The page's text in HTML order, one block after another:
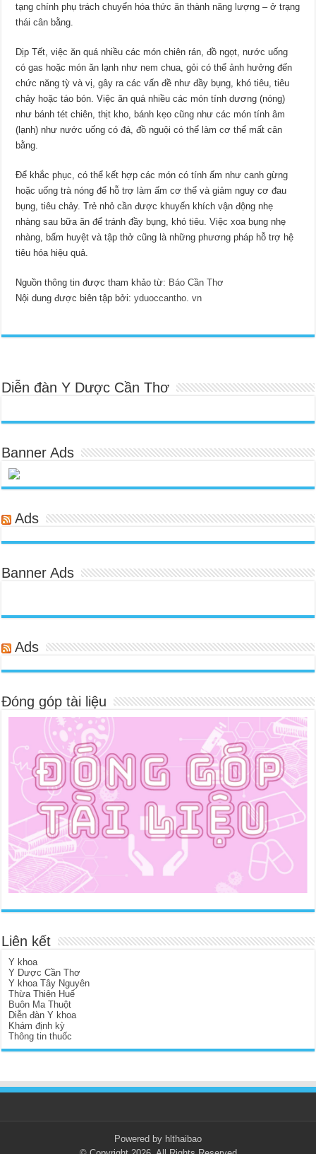
tạng chính phụ trách chuyển hóa thức ăn thành năng lượng – ở trạng
thái cân bằng.
Dịp Tết, việc ăn quá nhiều các món chiên rán, đồ ngọt, nước uống
có gas hoặc món ăn lạnh như nem chua, gỏi có thể ảnh hưởng đến
chức năng tỳ và vị, gây ra các vấn đề như đầy bụng, khó tiêu, tiêu
chảy hoặc táo bón. Việc ăn quá nhiều các món tính dương (nóng)
như bánh tét chiên, thịt kho, bánh kẹo cũng như các món tính âm
(lạnh) như nước uống có đá, đồ nguội có thể làm cơ thể mất cân
bằng.
Để khắc phục, có thể kết hợp các món có tính ấm như canh gừng
hoặc uống trà nóng để hỗ trợ làm ấm cơ thể và giảm nguy cơ đau
bụng, tiêu chảy. Trẻ nhỏ cần được khuyến khích vận động nhẹ
nhàng sau bữa ăn để tránh đầy bụng, khó tiêu. Việc xoa bụng nhẹ
nhàng, bấm huyệt và tập thở cũng là những phương pháp hỗ trợ hệ
tiêu hóa hiệu quả.
Nguồn thông tin được tham khảo từ: Báo Cần Thơ
Nội dung được biên tập bởi:yduoccantho. vn
Diễn đàn Y Dược Cần Thơ
Banner Ads
Ads
Banner Ads
Ads
Đóng góp tài liệu
Liên kết
Y khoa
Y Dược Cần Thơ
Y khoa Tây Nguyên
Thừa Thiên Huế
Buôn Ma Thuột
Diễn đàn Y khoa
Khám định kỳ
Thông tin thuốc
Powered by hlthaibao